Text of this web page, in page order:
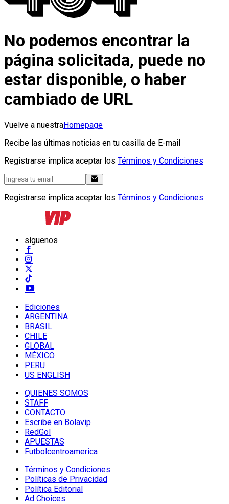
No podemos encontrar la
página solicitada, puede no
estar disponible, o haber
cambiado de URL
Vuelve a nuestraHomepage
Recibe las últimas noticias en tu casilla de E-mail
Registrarse implica aceptar los Términos y Condiciones
Registrarse implica aceptar los Términos y Condiciones
síguenos
Ediciones
ARGENTINA
BRASIL
CHILE
GLOBAL
MÉXICO
PERU
US ENGLISH
QUIENES SOMOS
STAFF
CONTACTO
Escribe en Bolavip
RedGol
APUESTAS
Futbolcentroamerica
Términos y Condiciones
Políticas de Privacidad
Política Editorial
Ad Choices